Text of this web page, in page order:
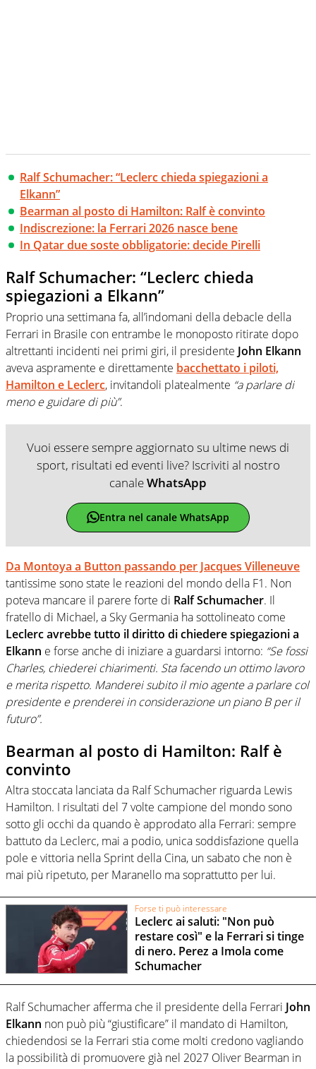
Ralf Schumacher: “Leclerc chieda spiegazioni a
Elkann”
Bearman al posto di Hamilton: Ralf è convinto
Indiscrezione: la Ferrari 2026 nasce bene
In Qatar due soste obbligatorie: decide Pirelli
Ralf Schumacher: “Leclerc chieda
spiegazioni a Elkann”
Proprio una settimana fa, all’indomani della debacle della
Ferrari in Brasile con entrambe le monoposto ritirate dopo
altrettanti incidenti nei primi giri, il presidente John Elkann
aveva aspramente e direttamente bacchettato i piloti,
Hamilton e Leclerc, invitandoli platealmente “a parlare di
meno e guidare di più”.
Vuoi essere sempre aggiornato su ultime news di
sport, risultati ed eventi live? Iscriviti al nostro
canaleWhatsApp
Entra nel canale WhatsApp
Da Montoya a Button passando per Jacques Villeneuve
tantissime sono state le reazioni del mondo della F1. Non
poteva mancare il parere forte di Ralf Schumacher. Il
fratello di Michael, a Sky Germania ha sottolineato come
Leclerc avrebbe tutto il diritto di chiedere spiegazioni a
Elkann e forse anche di iniziare a guardarsi intorno: “Se fossi
Charles, chiederei chiarimenti. Sta facendo un ottimo lavoro
e merita rispetto. Manderei subito il mio agente a parlare col
presidente e prenderei in considerazione un piano B per il
futuro”.
Bearman al posto di Hamilton: Ralf è
convinto
Altra stoccata lanciata da Ralf Schumacher riguarda Lewis
Hamilton. I risultati del 7 volte campione del mondo sono
sotto gli occhi da quando è approdato alla Ferrari: sempre
battuto da Leclerc, mai a podio, unica soddisfazione quella
pole e vittoria nella Sprint della Cina, un sabato che non è
mai più ripetuto, per Maranello ma soprattutto per lui.
Forse ti può interessare
Leclerc ai saluti: "Non può
restare così" e la Ferrari si tinge
di nero. Perez a Imola come
Schumacher
Ralf Schumacher afferma che il presidente della Ferrari John
Elkann non può più “giustificare” il mandato di Hamilton,
chiedendosi se la Ferrari stia come molti credono vagliando
la possibilità di promuovere già nel 2027 Oliver Bearman in